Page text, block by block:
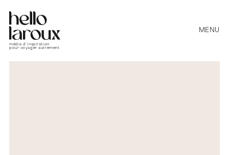
média d’inspiration
pour voyager autrement
MENU